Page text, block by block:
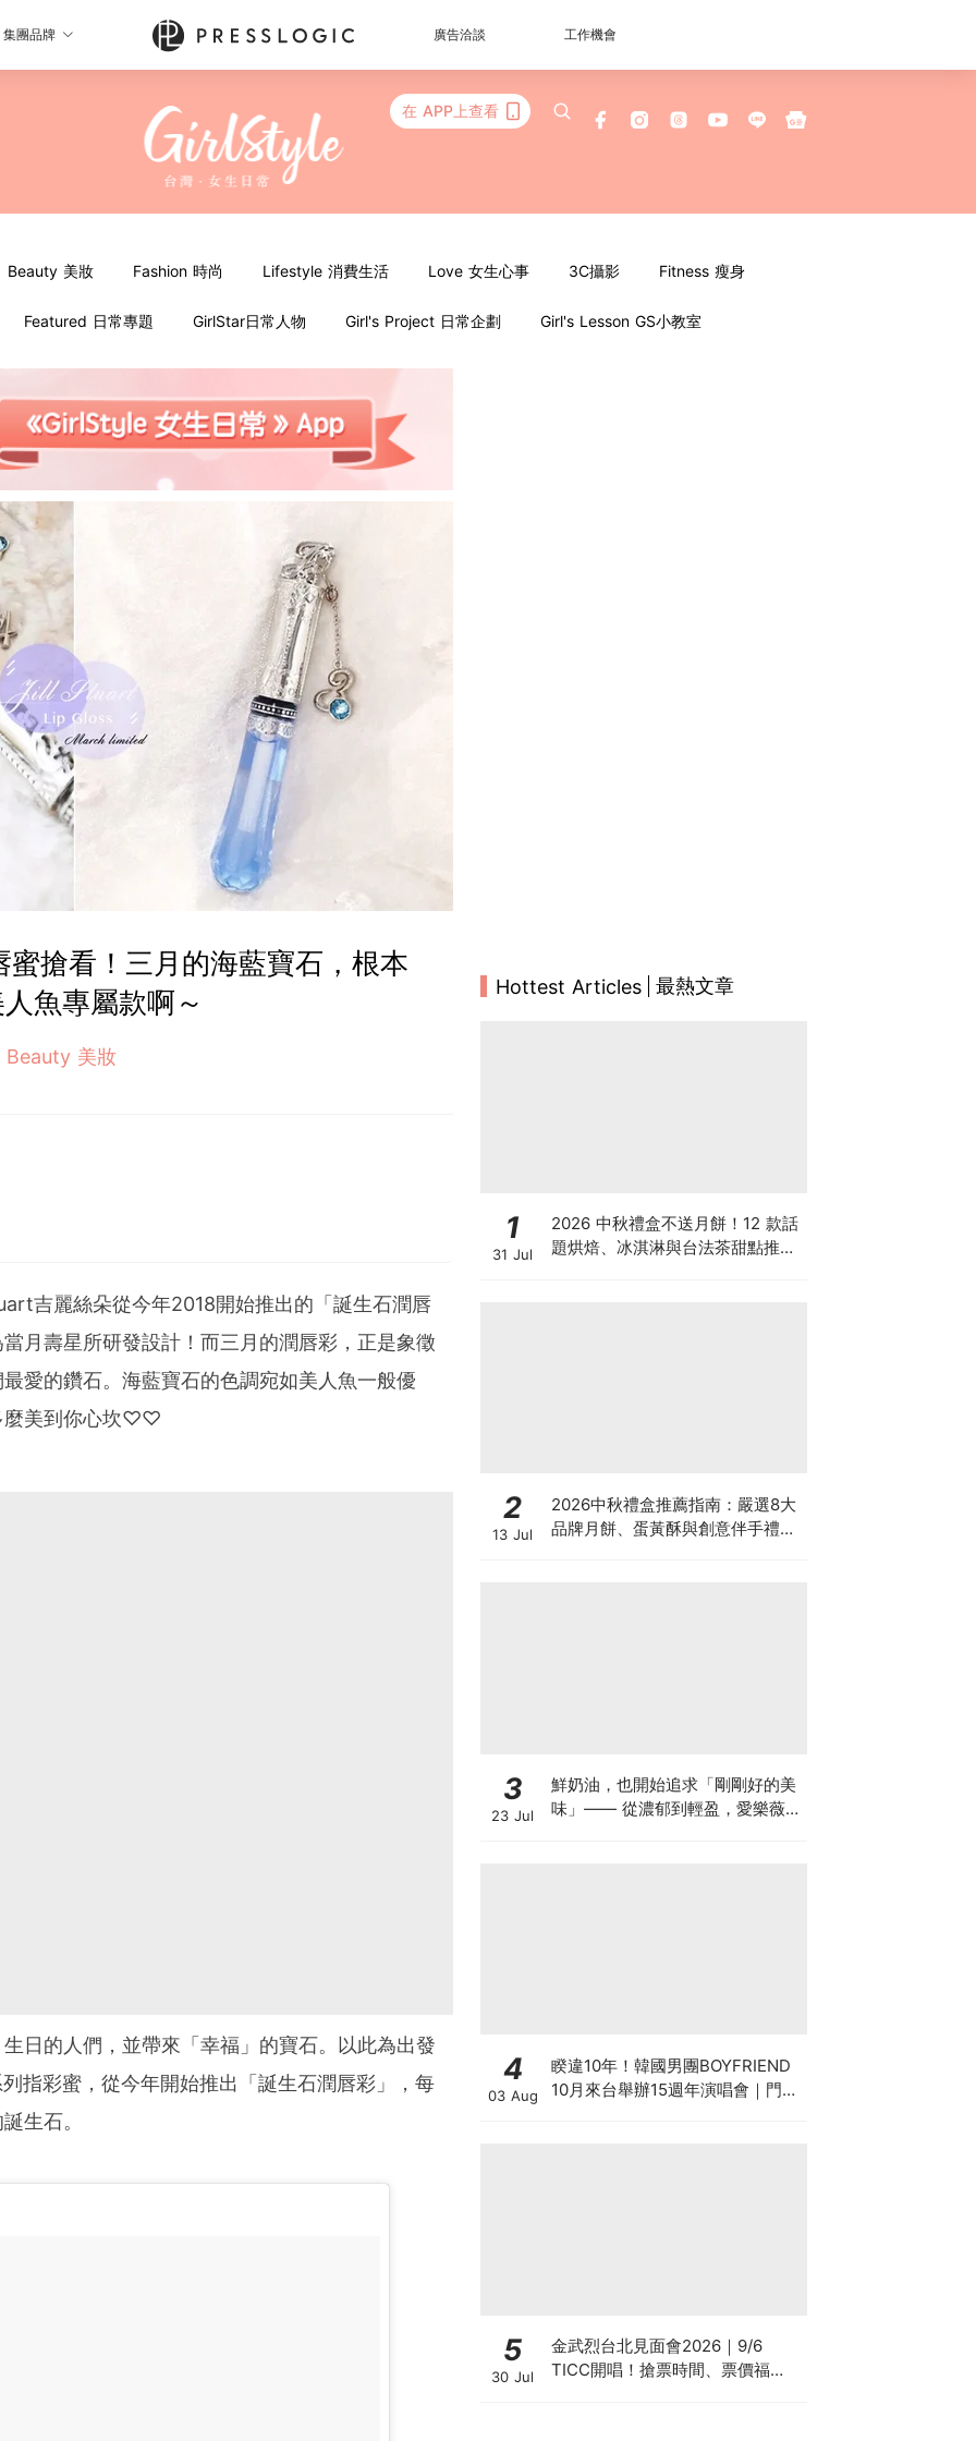
集團品牌 廣告洽談 工作機會
在 APP上查看
Beauty 美妝 Fashion 時尚 Lifestyle 消費生活 Love 女生心事 3C攝影 Fitness 瘦身
Featured 日常專題 GirlStar日常人物 Girl's Project 日常企劃 Girl's Lesson GS小教室
搶看！三月的海藍寶石，根本
魚專屬款啊～
Beauty 美妝
吉麗絲朵從今年2018開始推出的「誕生石潤唇
月壽星所研發設計！而三月的潤唇彩，正是象徵
愛的鑽石。海藍寶石的色調宛如美人魚一般優
麼美到你心坎♡♡
日的人們，並帶來「幸福」的寶石。以此為出發
指彩蜜，從今年開始推出「誕生石潤唇彩」，每
生石。
Hottest Articles 最熱文章
1
31 Jul
2026 中秋禮盒不送月餅！12 款話
題烘焙、冰淇淋與台法茶甜點推
2
13 Jul
2026中秋禮盒推薦指南：嚴選8大
品牌月餅、蛋黃酥與創意伴手禮懶
3
23 Jul
鮮奶油，也開始追求「剛剛好的美
味」—— 從濃郁到輕盈，愛樂薇
4
03 Aug
睽違10年！韓國男團BOYFRIEND
10月來台舉辦15週年演唱會｜門
5
30 Jul
金武烈台北見面會2026｜9/6
TICC開唱！搶票時間、票價福